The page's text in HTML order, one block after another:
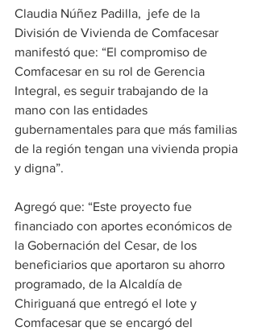
Claudia Núñez Padilla,  jefe de la
División de Vivienda de Comfacesar
manifestó que: “El compromiso de
Comfacesar en su rol de Gerencia
Integral, es seguir trabajando de la
mano con las entidades
gubernamentales para que más familias
de la región tengan una vivienda propia
y digna”.
Agregó que: “Este proyecto fue
financiado con aportes económicos de
la Gobernación del Cesar, de los
beneficiarios que aportaron su ahorro
programado, de la Alcaldía de
Chiriguaná que entregó el lote y
Comfacesar que se encargó del